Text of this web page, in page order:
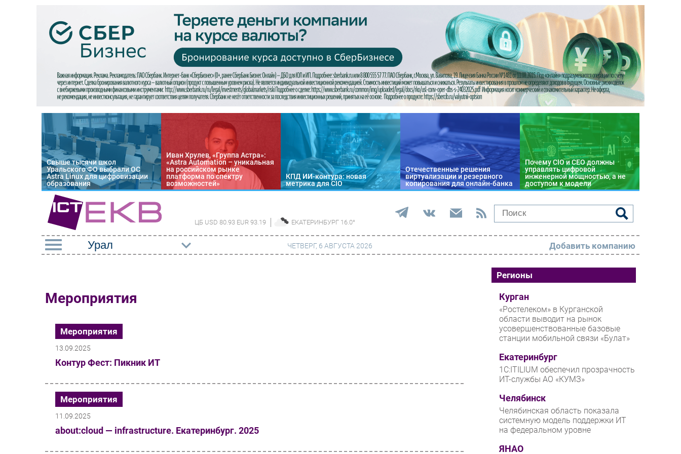
Свыше тысячи школ
Уральского ФО выбрали ОС
Astra Linux для цифровизации
образования
Иван Хрулев, «Группа Астра»:
«Astra Automation – уникальная
на российском рынке
платформа по спектру
возможностей»
КПД ИИ-контура: новая
метрика для CIO
Отечественные решения
виртуализации и резервного
копирования для онлайн-банка
Почему CIO и CEO должны
управлять цифровой
инженерной мощностью, а не
доступом к модели
ЦБ USD 80.93 EUR 93.19 ЕКАТЕРИНБУРГ 16.0°
Импорто­замещение
Промышленности
Интернет
Мобильная связь
Интеграция
Кадры
Гаджеты
РАЗДЕЛЫ
Новости
Аналитика
Интервью
Проекты
IT класс
Тестовый стенд
Каталог компаний
ЧЕТВЕРГ, 6 АВГУСТА 2026 Добавить компанию
Мероприятия
Мероприятия
13.09.2025
Контур Фест: Пикник ИТ
Мероприятия
11.09.2025
about:cloud — infrastructure. Екатеринбург. 2025
Регионы
Курган
«Ростелеком» в Курганской
области выводит на рынок
усовершенствованные базовые
станции мобильной связи «Булат»
Екатеринбург
1С:ITILIUM обеспечил прозрачность
ИТ-службы АО «КУМЗ»
Челябинск
Челябинская область показала
системную модель поддержки ИТ
на федеральном уровне
ЯНАО